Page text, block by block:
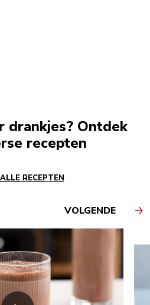
drankjes? Ontdek
recepten
RECEPTEN
VOLGENDE